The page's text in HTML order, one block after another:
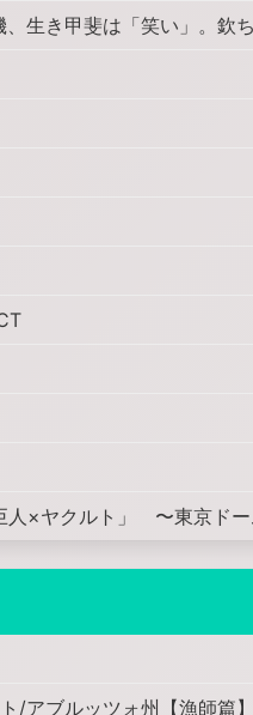
生き甲斐は「笑い」。欽
×ヤクルト」 〜東京ドー
/アブルッツォ州【漁師篇